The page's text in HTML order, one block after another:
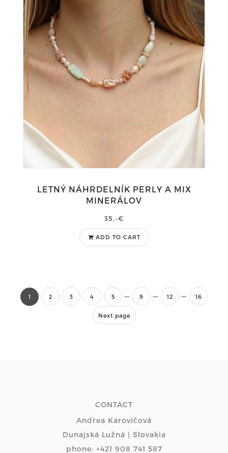
LETNÝ NÁHRDELNÍK PERLY A MIX
MINERÁLOV
35,-€
ADD TO CART
1 2 3 4 5 9 12 16
Next page
CONTACT
Andrea Karovičová
Dunajská Lužná | Slovakia
phone: +421 908 741 587